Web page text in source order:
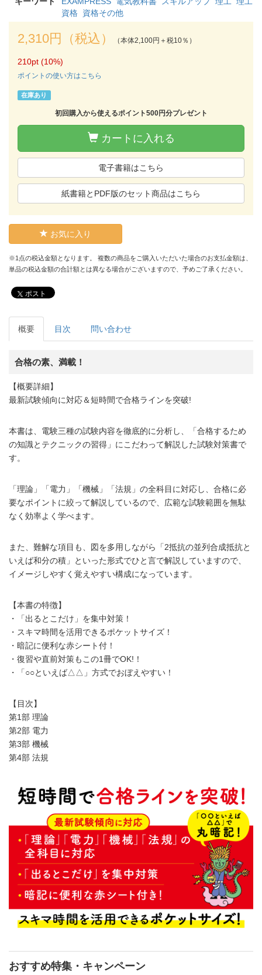
資格 資格その他
2,310円（税込） （本体2,100円＋税10％）
210pt (10%)
ポイントの使い方はこちら
在庫あり
初回購入から使えるポイント500円分プレゼント
カートに入れる
電子書籍はこちら
紙書籍とPDF版のセット商品はこちら
お気に入り
※1点の税込金額となります。 複数の商品をご購入いただいた場合のお支払金額は、
単品の税込金額の合計額とは異なる場合がございますので、予めご了承ください。
ポスト
概要 目次 問い合わせ
合格の素、満載！
【概要詳細】
最新試験傾向に対応＆短時間で合格ラインを突破!
本書は、電験三種の試験内容を徹底的に分析し、「合格するため
の知識とテクニックの習得」にこだわって解説した試験対策書で
す。
「理論」「電力」「機械」「法規」の全科目に対応し、合格に必
要なポイントに絞って解説しているので、広範な試験範囲を無駄
なく効率よく学べます。
また、難解な項目も、図を多用しながら「2抵抗の並列合成抵抗と
いえば和分の積」といった形式でひと言で解説していますので、
イメージしやすく覚えやすい構成になっています。
【本書の特徴】
・「出るとこだけ」を集中対策！
・スキマ時間を活用できるポケットサイズ！
・暗記に便利な赤シート付！
・復習や直前対策もこの1冊でOK!！
・「○○といえば△△」方式でおぼえやすい！
【目次】
第1部 理論
第2部 電力
第3部 機械
第4部 法規
おすすめ特集・キャンペーン